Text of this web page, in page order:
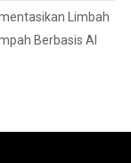
Limbah
Berbasis AI